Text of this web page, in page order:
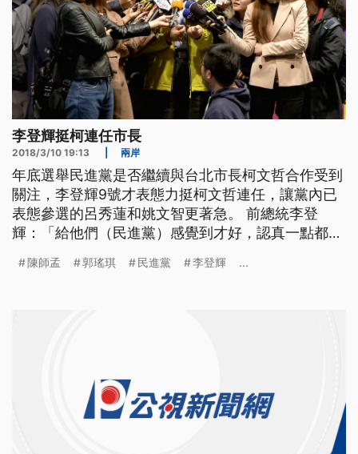
李登輝挺柯連任市長
2018/3/10 19:13 兩岸
年底選舉民進黨是否繼續與台北市長柯文哲合作受到
關注，李登輝9號才表態力挺柯文哲連任，讓黨內已
表態參選的呂秀蓮和姚文智更著急。 前總統李登
輝：「給他們（民進黨）感覺到才好，認真一點都沒
對？」 對於李登輝的說法，民進黨立委姚文智說：
陳師孟 郭瑤琪 民進黨 李登輝 ...